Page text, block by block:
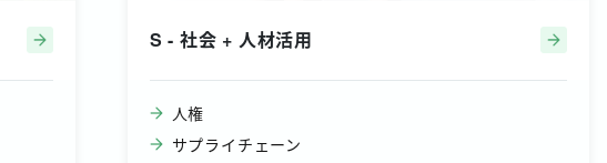
S - 社会 + 人材活用
人権
サプライチェーン